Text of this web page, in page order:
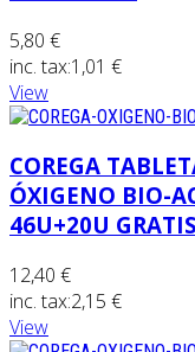
5,80 €
inc. tax:1,01 €
View
COREGA
ÓXIGENO BIO-
46U+20U
12,40 €
inc. tax:2,15 €
View